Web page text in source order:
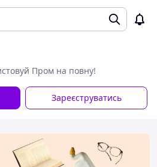
Пром на повну!
Зареєструватись